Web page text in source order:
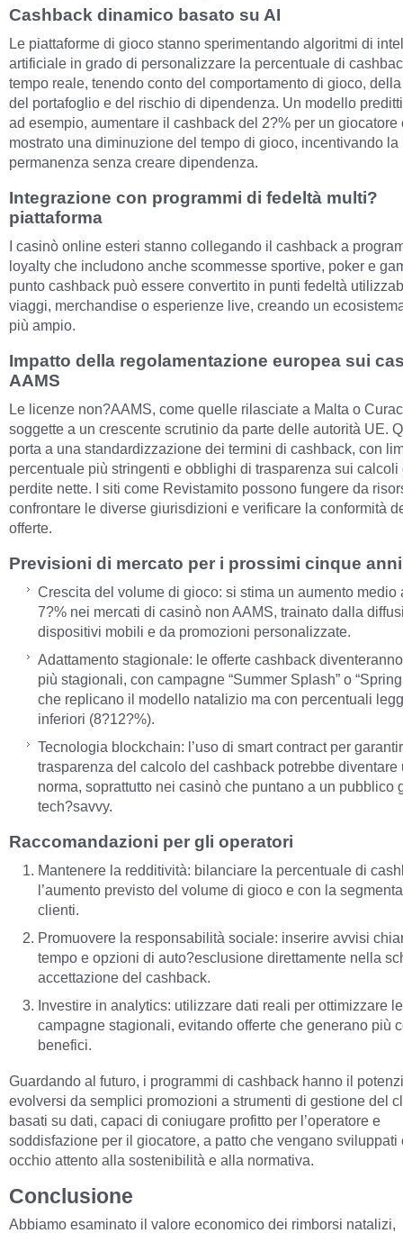
Cashback dinamico basato su AI
Le piattaforme di gioco stanno sperimentando algoritmi di
artificiale in grado di personalizzare la percentuale di
tempo reale, tenendo conto del comportamento di gioco,
del portafoglio e del rischio di dipendenza. Un modello
ad esempio, aumentare il cashback del 2?% per un giocatore
mostrato una diminuzione del tempo di gioco, incentivando la
permanenza senza creare dipendenza.
Integrazione con programmi di fedeltà multi?
piattaforma
I casinò online esteri stanno collegando il cashback a
loyalty che includono anche scommesse sportive, poker e
punto cashback può essere convertito in punti fedeltà
viaggi, merchandise o esperienze live, creando un
più ampio.
Impatto della regolamentazione europea sui
AAMS
Le licenze non?AAMS, come quelle rilasciate a Malta o
soggette a un crescente scrutinio da parte delle autorità UE.
porta a una standardizzazione dei termini di cashback, con
percentuale più stringenti e obblighi di trasparenza sui calcoli
perdite nette. I siti come Revistamito possono fungere da
confrontare le diverse giurisdizioni e verificare la conformità
offerte.
Previsioni di mercato per i prossimi cinque anni
Crescita del volume di gioco: si stima un aumento medio
7?% nei mercati di casinò non AAMS, trainato dalla
dispositivi mobili e da promozioni personalizzate.
Adattamento stagionale: le offerte cashback
più stagionali, con campagne “Summer Splash” o
che replicano il modello natalizio ma con percentuali
inferiori (8?12?%).
Tecnologia blockchain: l’uso di smart contract per
trasparenza del calcolo del cashback potrebbe diventare
norma, soprattutto nei casinò che puntano a un pubblico
tech?savvy.
Raccomandazioni per gli operatori
Mantenere la redditività: bilanciare la percentuale di
l’aumento previsto del volume di gioco e con la
clienti.
Promuovere la responsabilità sociale: inserire avvisi
tempo e opzioni di auto?esclusione direttamente nella
accettazione del cashback.
Investire in analytics: utilizzare dati reali per ottimizzare le
campagne stagionali, evitando offerte che generano più
benefici.
Guardando al futuro, i programmi di cashback hanno il
evolversi da semplici promozioni a strumenti di gestione del
basati su dati, capaci di coniugare profitto per l’operatore e
soddisfazione per il giocatore, a patto che vengano sviluppati
occhio attento alla sostenibilità e alla normativa.
Conclusione
Abbiamo esaminato il valore economico dei rimborsi natalizi,